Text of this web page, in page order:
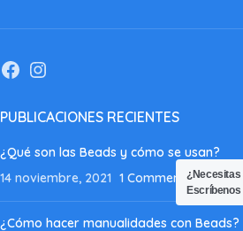
PUBLICACIONES RECIENTES
¿Qué son las Beads y cómo se usan?
14 noviembre, 2021 1 Comment
¿Cómo hacer manualidades con Beads?
¿Necesitas
Escríbenos